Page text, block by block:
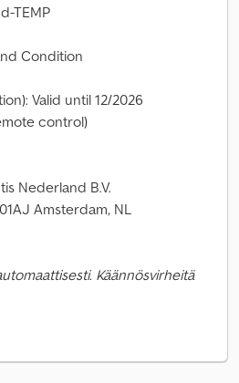
TEMP
Condition
Valid until 12/2026
control)
Nederland B.V.
Amsterdam, NL
Käännösvirheitä